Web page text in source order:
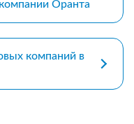
Оранта
компаний в